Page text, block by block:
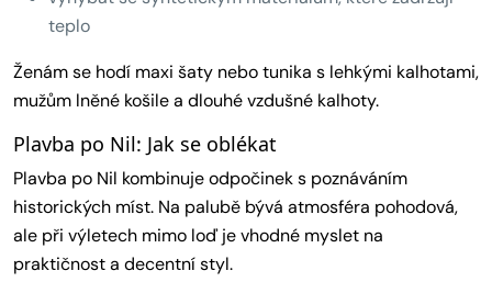
teplo
Ženám se hodí maxi šaty nebo tunika s lehkými kalhotami,
mužům lněné košile a dlouhé vzdušné kalhoty.
Plavba po Nil: Jak se oblékat
Plavba po Nil kombinuje odpočinek s poznáváním
historických míst. Na palubě bývá atmosféra pohodová,
ale při výletech mimo loď je vhodné myslet na
praktičnost a decentní styl.